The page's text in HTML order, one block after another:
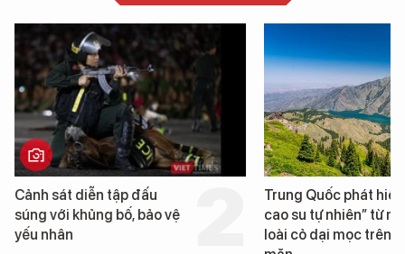
Trung Quốc phát hiện “mỏ
cao su tự nhiên” từ một
loài cỏ dại mọc trên đất
Loạt dự án bất
Đà Nẵng sắp bị